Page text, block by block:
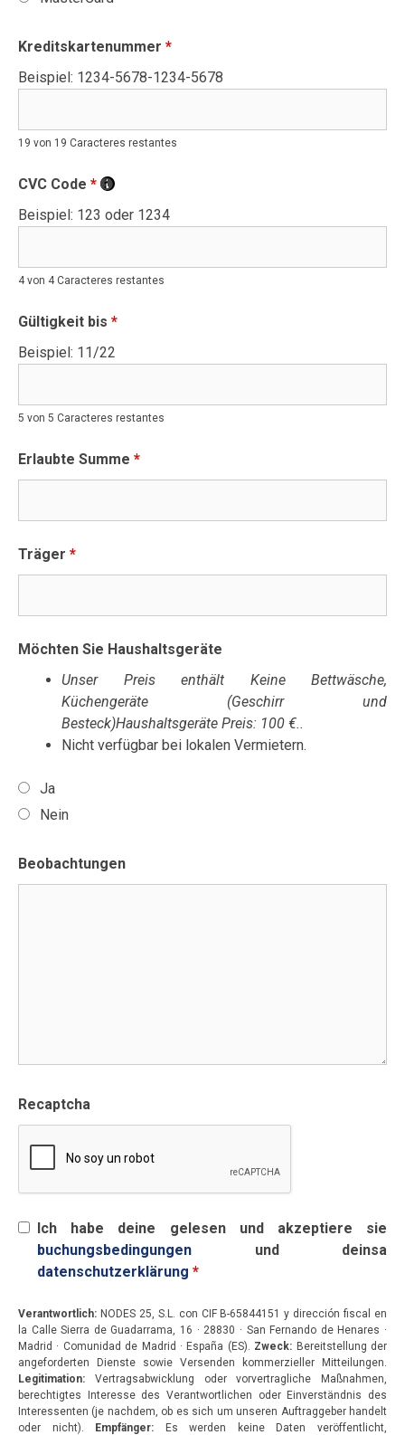
Kreditskartenummer *
Beispiel: 1234-5678-1234-5678
19 von 19 Caracteres restantes
CVC Code *
Beispiel: 123 oder 1234
4 von 4 Caracteres restantes
Gültigkeit bis *
Beispiel: 11/22
5 von 5 Caracteres restantes
Erlaubte Summe *
Träger *
Möchten Sie Haushaltsgeräte
Ja
Nein
Unser Preis enthält Keine Bettwäsche,
Küchengeräte (Geschirr und
Besteck)Haushaltsgeräte Preis: 100 €..
Nicht verfügbar bei lokalen Vermietern.
Beobachtungen
Recaptcha
Ich habe deine gelesen und akzeptiere sie
buchungsbedingungen und deinsa
datenschutzerklärung *
Verantwortlich: NODES 25, S.L. con CIF B-65844151 y dirección fiscal en
la Calle Sierra de Guadarrama, 16 · 28830 · San Fernando de Henares ·
Madrid · Comunidad de Madrid · España (ES). Zweck: Bereitstellung der
angeforderten Dienste sowie Versenden kommerzieller Mitteilungen.
Legitimation: Vertragsabwicklung oder vorvertragliche Maßnahmen,
berechtigtes Interesse des Verantwortlichen oder Einverständnis des
Interessenten (je nachdem, ob es sich um unseren Auftraggeber handelt
oder nicht). Empfänger: Es werden keine Daten veröffentlicht,